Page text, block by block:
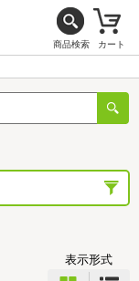
商品検索 カート
表示形式